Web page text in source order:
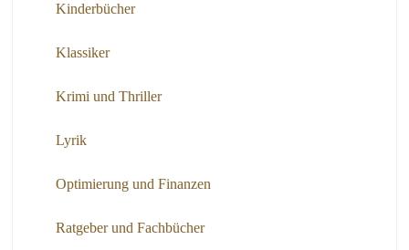
Kinderbücher
Klassiker
Krimi und Thriller
Lyrik
Optimierung und Finanzen
Ratgeber und Fachbücher